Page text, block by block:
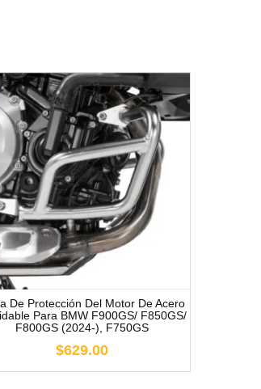
De Protección Del Motor De Acero
Para BMW F900GS/ F850GS/
F800GS (2024-), F750GS
$629.00